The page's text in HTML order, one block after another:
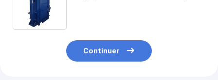
Continuer